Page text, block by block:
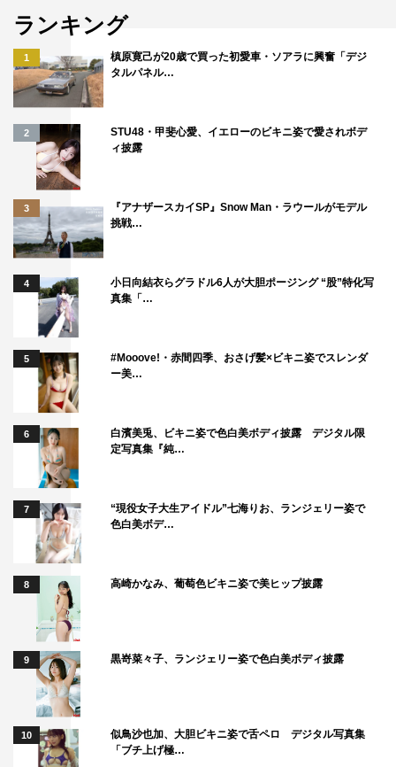
ランキング
1
槙原寛己が20歳で買った初愛車・ソアラに興奮「デジ
タルパネル…
2
STU48・甲斐心愛、イエローのビキニ姿で愛されボデ
ィ披露
3
『アナザースカイSP』Snow Man・ラウールがモデル
挑戦…
4
小日向結衣らグラドル6人が大胆ポージング “股”特化写
真集「…
5
#Mooove!・赤間四季、おさげ髪×ビキニ姿でスレンダ
ー美…
6
白濱美兎、ビキニ姿で色白美ボディ披露 デジタル限
定写真集『純…
7
“現役女子大生アイドル”七海りお、ランジェリー姿で
色白美ボデ…
8 高崎かなみ、葡萄色ビキニ姿で美ヒップ披露
9 黒嵜菜々子、ランジェリー姿で色白美ボディ披露
10
似鳥沙也加、大胆ビキニ姿で舌ペロ デジタル写真集
「ブチ上げ極…